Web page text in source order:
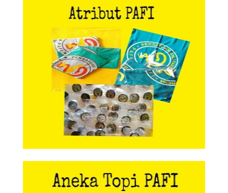
Atribut PAFI
Atribut PAFI
Aneka Topi PAFI